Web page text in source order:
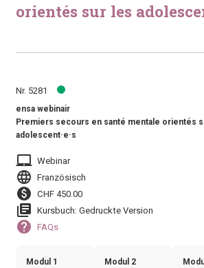
orientés sur les
Nr. 5281
ensa webinair
Premiers secours en santé mentale orientés
adolescent·e·s
laptop_mac Webinar
language Französisch
paid CHF 450.00
library_books Kursbuch: Gedruckte Version
help FAQs
Modul 1 Modul 2